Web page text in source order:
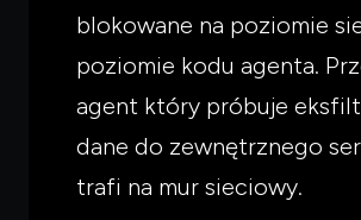
blokowane na poziomie
poziomie kodu agenta.
agent który próbuje
dane do zewnętrznego
trafi na mur sieciowy.
szukasz?
przeczytać.